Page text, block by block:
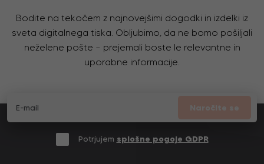
Bodite na tekočem z najnovejšimi dogodki in izdelki iz
sveta digitalnega tiska. Obljubimo, da ne bomo pošiljali
neželene pošte – prejemali boste le relevantne in
uporabne informacije.
Naročite se
Potrjujem splošne pogoje GDPR